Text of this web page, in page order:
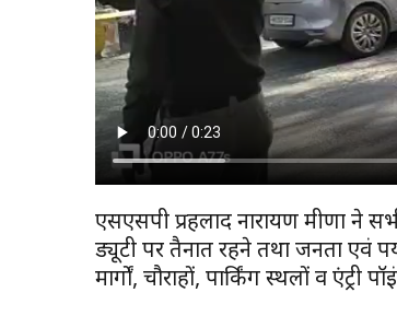
एसएसपी प्रहलाद नारायण मीणा ने
ड्यूटी पर तैनात रहने तथा जनता एवं
मार्गों, चौराहों, पार्किंग स्थलों व